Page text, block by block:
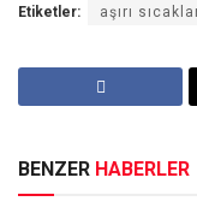
Etiketler: aşırı
BENZER HABERLER